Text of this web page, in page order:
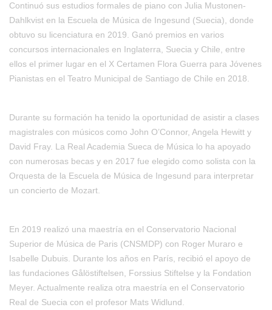
Continuó sus estudios formales de piano con Julia Mustonen-
Dahlkvist en la Escuela de Música de Ingesund (Suecia), donde
obtuvo su licenciatura en 2019. Ganó premios en varios
concursos internacionales en Inglaterra, Suecia y Chile, entre
ellos el primer lugar en el X Certamen Flora Guerra para Jóvenes
Pianistas en el Teatro Municipal de Santiago de Chile en 2018.
Durante su formación ha tenido la oportunidad de asistir a clases
magistrales con músicos como John O’Connor, Angela Hewitt y
David Fray. La Real Academia Sueca de Música lo ha apoyado
con numerosas becas y en 2017 fue elegido como solista con la
Orquesta de la Escuela de Música de Ingesund para interpretar
un concierto de Mozart.
En 2019 realizó una maestría en el Conservatorio Nacional
Superior de Música de Paris (CNSMDP) con Roger Muraro e
Isabelle Dubuis. Durante los años en París, recibió el apoyo de
las fundaciones Gålöstiftelsen, Forssius Stiftelse y la Fondation
Meyer. Actualmente realiza otra maestría en el Conservatorio
Real de Suecia con el profesor Mats Widlund.